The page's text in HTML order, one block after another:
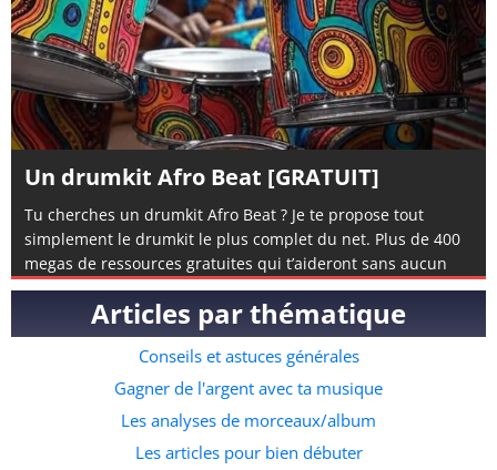
Un drumkit Afro Beat [GRATUIT]
Tu cherches un drumkit Afro Beat ? Je te propose tout
simplement le drumkit le plus complet du net. Plus de 400
megas de ressources gratuites qui t’aideront sans aucun
doute à composer de l’afro beat. Si tu n’en a encore jamais
composé, tu peux également visionner mon tuto complet
disponible ici. Le pack contient des éléments de rythmes
specifiques à l’afro beat, mais aussi des instruments, des
fichiers midis et même quelques accapelas et loops prête à
l’emploi. C’est de loin la meilleure ressource pour ceux qui
souhaitent commencer à faire des prods dans ce genre
musicale. A quelle adresse veux tu recevoir le pack ?
Articles par thématique
Conseils et astuces générales
Gagner de l'argent avec ta musique
Les analyses de morceaux/album
Les articles pour bien débuter